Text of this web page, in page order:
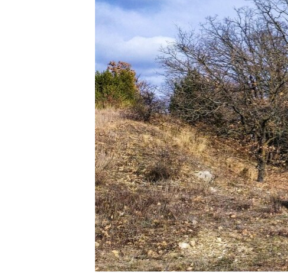
УКРАИНСКАЯ ПРОБЛЕМА КРЫМА